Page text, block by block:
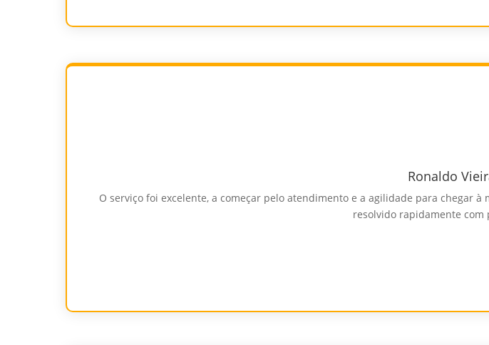
Ronaldo
O serviço foi excelente, a começar pelo atendimento e a agilidade para chegar
resolvido rapidamente com